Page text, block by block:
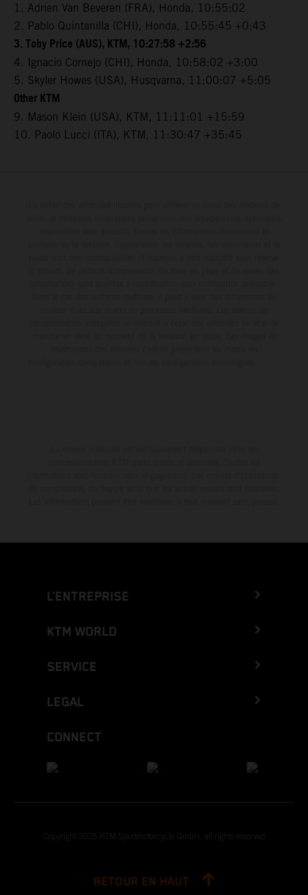
1. Adrien Van Beveren (FRA), Honda, 10:55:02
2. Pablo Quintanilla (CHI), Honda, 10:55:45 +0:43
3. Toby Price (AUS), KTM, 10:27:58 +2:56
4. Ignacio Cornejo (CHI), Honda, 10:58:02 +3:00
5. Skyler Howes (USA), Husqvarna, 11:00:07 +5:05
Other KTM
9. Mason Klein (USA), KTM, 11:11:01 +15:59
10. Paolo Lucci (ITA), KTM, 11:30:47 +35:45
L’ENTREPRISE
KTM WORLD
SERVICE
LEGAL
CONNECT
Copyright 2026 KTM Sportmotorcycle GmbH, all rights reserved
RETOUR EN HAUT